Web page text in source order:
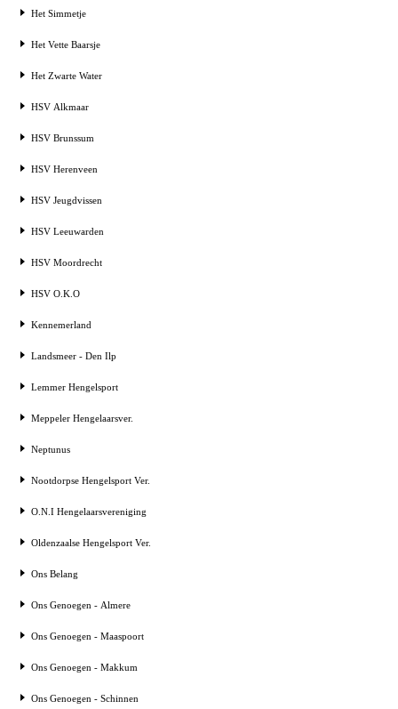
Het Simmetje
Het Vette Baarsje
Het Zwarte Water
HSV Alkmaar
HSV Brunssum
HSV Herenveen
HSV Jeugdvissen
HSV Leeuwarden
HSV Moordrecht
HSV O.K.O
Kennemerland
Landsmeer - Den Ilp
Lemmer Hengelsport
Meppeler Hengelaarsver.
Neptunus
Nootdorpse Hengelsport Ver.
O.N.I Hengelaarsvereniging
Oldenzaalse Hengelsport Ver.
Ons Belang
Ons Genoegen - Almere
Ons Genoegen - Maaspoort
Ons Genoegen - Makkum
Ons Genoegen - Schinnen